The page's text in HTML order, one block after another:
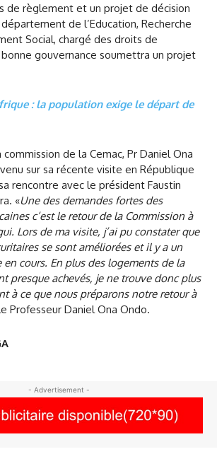
de règlement et un projet de décision
de l’Education, Recherche
Social, chargé des droits de
gouvernance soumettra un projet
: la population exige le départ de
de la Cemac, Pr Daniel Ona
sur sa récente visite en République
rencontre avec le président Faustin
«Une des demandes fortes des
c’est le retour de la Commission à
Lors de ma visite, j’ai pu constater que
se sont améliorées et il y a un
cours. En plus des logements de la
presque achevés, je ne trouve donc plus
à ce que nous préparons notre retour à
Professeur Daniel Ona Ondo.
- Advertisement -